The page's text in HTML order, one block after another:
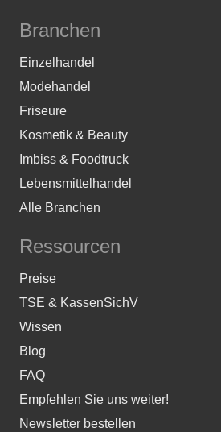
Branchen
Einzelhandel
Modehandel
Friseure
Kosmetik & Beauty
Imbiss & Foodtruck
Lebensmittelhandel
Alle Branchen
Ressourcen
Preise
TSE & KassenSichV
Wissen
Blog
FAQ
Empfehlen Sie uns weiter!
Newsletter bestellen